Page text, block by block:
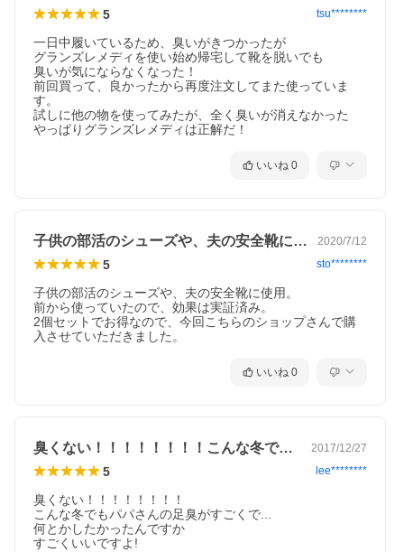
5g 50g 60g 臭わない フットケア 足ケア 足裏ケア 抗菌 除菌 脱臭
汗 蒸れ むれる 臭い 匂い ニオイ ニオイ消し におい 臭い 臭い消し
臭い取り くさい クサイ クサい 足裏 足臭 足用 原因 対策 効果 ミ
ョウバン 天然 素材 由来 安心 安全 ニュージーランド 海外正規品
ボトル ボトルタイプ
5 tsu********
一日中履いているため、臭いがきつかったが
グランズレメディを使い始め帰宅して靴を脱いでも
臭いが気にならなくなった！
前回買って、良かったから再度注文してまた使っていま
す。
試しに他の物を使ってみたが、全く臭いが消えなかった
やっぱりグランズレメディは正解だ！
いいね 0
子供の部活のシューズや、夫の安全靴に使… 2020/7/12
5 sto********
子供の部活のシューズや、夫の安全靴に使用。
前から使っていたので、効果は実証済み。
2個セットでお得なので、今回こちらのショップさんで購
入させていただきました。
いいね 0
臭くない！！！！！！！！こんな冬でもパ… 2017/12/27
5 lee********
臭くない！！！！！！！！
こんな冬でもパパさんの足臭がすごくで...
何とかしたかったんですか
すごくいいですよ!